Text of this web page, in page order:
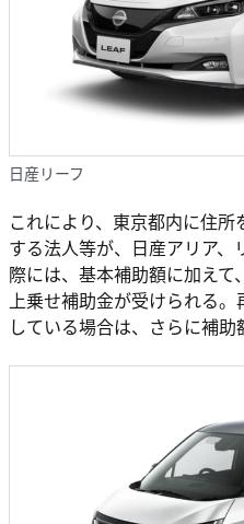
日産リーフ
これにより、東京都内に住
する法人等が、日産アリア、
際には、基本補助額に加え
上乗せ補助金が受けられる
している場合は、さらに補助